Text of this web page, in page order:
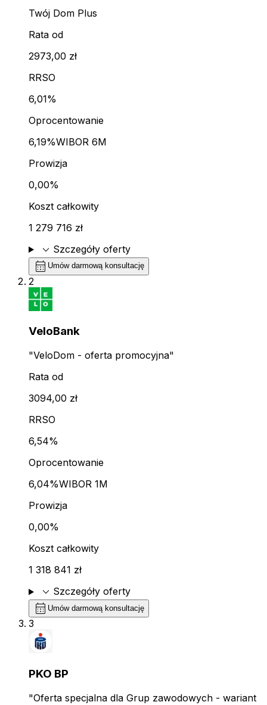
Twój Dom Plus
Rata od
2973,00 zł
RRSO
6,01%
Oprocentowanie
6,19%WIBOR 6M
Prowizja
0,00%
Koszt całkowity
1 279 716 zł
expand_more Szczegóły oferty
calendar_month Umów darmową konsultację
2
VeloBank
"VeloDom - oferta promocyjna"
Rata od
3094,00 zł
RRSO
6,54%
Oprocentowanie
6,04%WIBOR 1M
Prowizja
0,00%
Koszt całkowity
1 318 841 zł
expand_more Szczegóły oferty
calendar_month Umów darmową konsultację
3
PKO BP
"Oferta specjalna dla Grup zawodowych - wariant